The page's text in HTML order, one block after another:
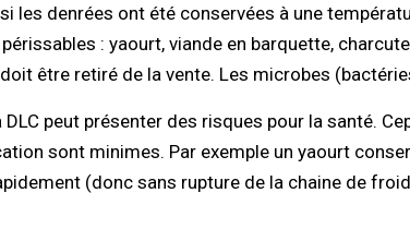
les denrées ont été conservées à une
: yaourt, viande en barquette,
être retiré de la vente. Les microbes
peut présenter des risques pour la santé.
sont minimes. Par exemple un yaourt
(donc sans rupture de la chaine de